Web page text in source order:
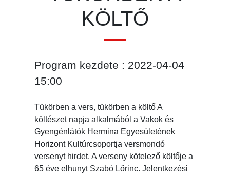
KÖLTŐ
Program kezdete : 2022-04-04
15:00
Tükörben a vers, tükörben a költő A
költészet napja alkalmából a Vakok és
Gyengénlátók Hermina Egyesületének
Horizont Kultúrcsoportja versmondó
versenyt hirdet. A verseny kötelező költője a
65 éve elhunyt Szabó Lőrinc. Jelentkezési